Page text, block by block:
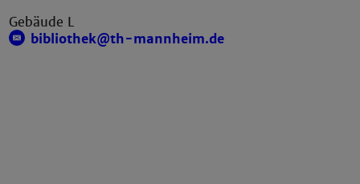
Gebäude L
bibliothek@th-mannheim.de